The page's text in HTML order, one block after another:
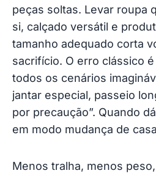
peças soltas. Levar roupa
si, calçado versátil e
tamanho adequado corta
sacrifício. O erro clássico
todos os cenários
jantar especial, passeio
por precaução”. Quando
em modo mudança de
Menos tralha, menos